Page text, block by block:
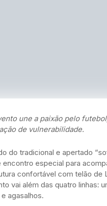
une a paixão pelo
de vulnerabilidade.
do tradicional e apertado
especial para
confortável com telão de
vai além das quatro linhas:
agasalhos.